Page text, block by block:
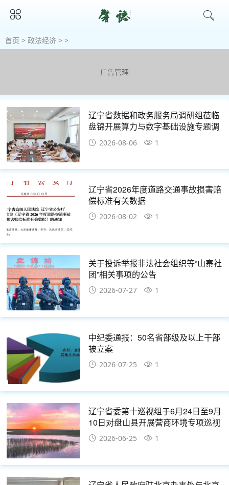
首页 > 政法经济 > >
广告管理
辽宁省数据和政务服务局调研组莅临
盘锦开展算力与数字基础设施专题调
研 2026-08-06 1
辽宁省2026年度道路交通事故损害赔
偿标准有关数据
2026-08-02 1
关于投诉举报非法社会组织等“山寨社
团”相关事项的公告
2026-07-27 1
中纪委通报：50名省部级及以上干部
被立案
2026-07-25 1
辽宁省委第十巡视组于6月24日至9月
10日对盘山县开展营商环境专项巡视
公告2026-06-25 1